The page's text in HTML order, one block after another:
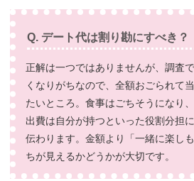
Q. デート代は割り勘にすべき？
正解は一つではありませんが、調査
くなりがちなので、全額おごられて
たいところ。食事はごちそうになり
出費は自分が持つといった役割分担
伝わります。金額より「一緒に楽し
ちが見えるかどうかが大切です。